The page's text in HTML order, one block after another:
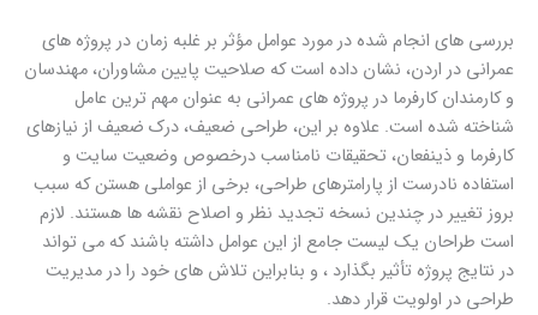
بررسی های انجام شده در مورد عوامل مؤثر بر غلبه زمان در پروژه های
عمرانی در اردن، نشان داده است که صلاحیت پایین مشاوران، مهندسان
و کارمندان کارفرما در پروژه های عمرانی به عنوان مهم ترین عامل
شناخته شده است. علاوه بر این، طراحی ضعیف، درک ضعیف از نیازهای
کارفرما و ذینفعان، تحقیقات نامناسب درخصوص وضعیت سایت و
استفاده نادرست از پارامترهای طراحی، برخی از عواملی هستن که سبب
بروز تغییر در چندین نسخه تجدید نظر و اصلاح نقشه ها هستند. لازم
است طراحان یک لیست جامع از این عوامل داشته باشند که می تواند
در نتایج پروژه تأثیر بگذارد ، و بنابراین تلاش های خود را در مدیریت
طراحی در اولویت قرار دهد.